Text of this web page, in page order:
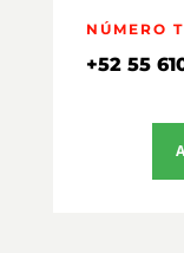
NÚMERO
+52 55